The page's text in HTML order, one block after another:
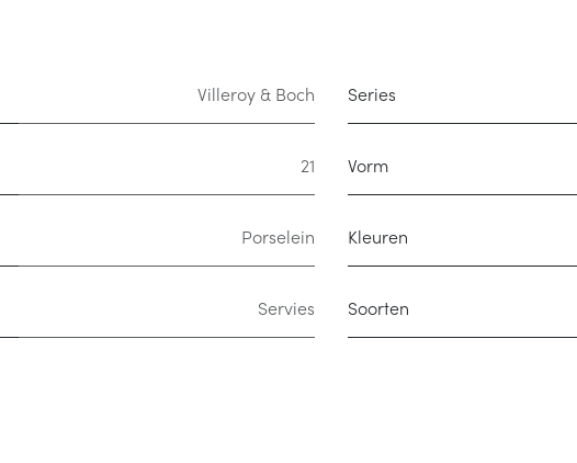
Villeroy & Boch Series
21 Vorm
Porselein Kleuren
Servies Soorten